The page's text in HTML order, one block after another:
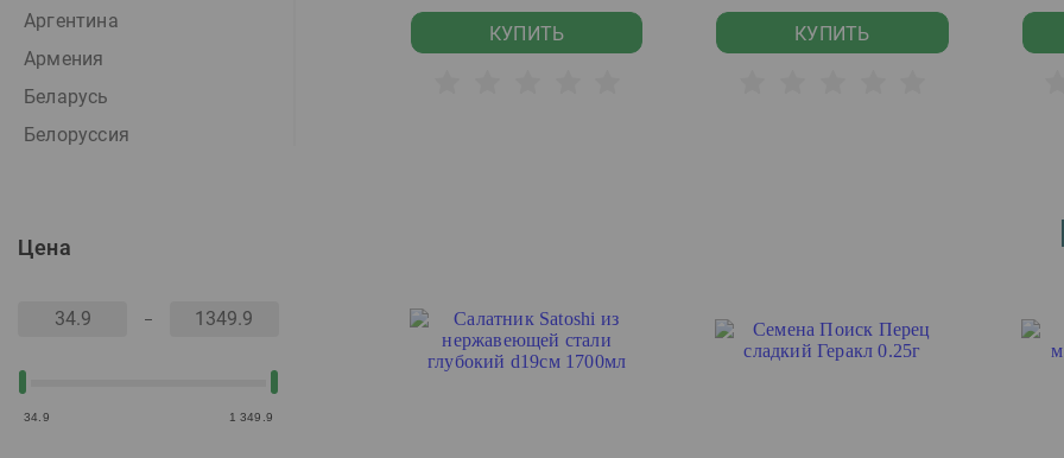
Аргентина
Армения
Беларусь
Белоруссия
Бразилия
Венгрия
Вьетнам
Цена
34.9 1 349.9
КУПИТЬ КУПИТЬ